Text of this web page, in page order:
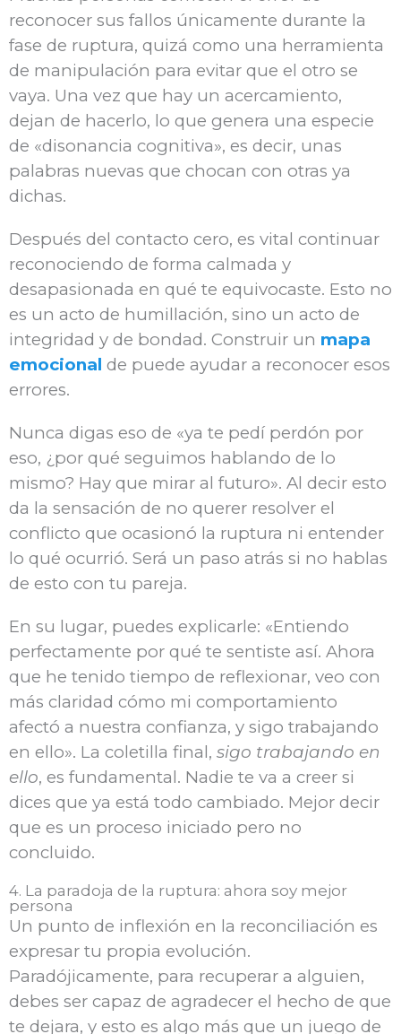
reconocer sus fallos únicamente durante la
fase de ruptura, quizá como una herramienta
de manipulación para evitar que el otro se
vaya. Una vez que hay un acercamiento,
dejan de hacerlo, lo que genera una especie
de «disonancia cognitiva», es decir, unas
palabras nuevas que chocan con otras ya
dichas.
Después del contacto cero, es vital continuar
reconociendo de forma calmada y
desapasionada en qué te equivocaste. Esto no
es un acto de humillación, sino un acto de
integridad y de bondad. Construir un mapa
emocional de puede ayudar a reconocer esos
errores.
Nunca digas eso de «ya te pedí perdón por
eso, ¿por qué seguimos hablando de lo
mismo? Hay que mirar al futuro». Al decir esto
da la sensación de no querer resolver el
conflicto que ocasionó la ruptura ni entender
lo qué ocurrió. Será un paso atrás si no hablas
de esto con tu pareja.
En su lugar, puedes explicarle: «Entiendo
perfectamente por qué te sentiste así. Ahora
que he tenido tiempo de reflexionar, veo con
más claridad cómo mi comportamiento
afectó a nuestra confianza, y sigo trabajando
en ello». La coletilla final, sigo trabajando en
ello, es fundamental. Nadie te va a creer si
dices que ya está todo cambiado. Mejor decir
que es un proceso iniciado pero no
concluido.
4. La paradoja de la ruptura: ahora soy mejor
persona
Un punto de inflexión en la reconciliación es
expresar tu propia evolución.
Paradójicamente, para recuperar a alguien,
debes ser capaz de agradecer el hecho de que
te dejara, y esto es algo más que un juego de